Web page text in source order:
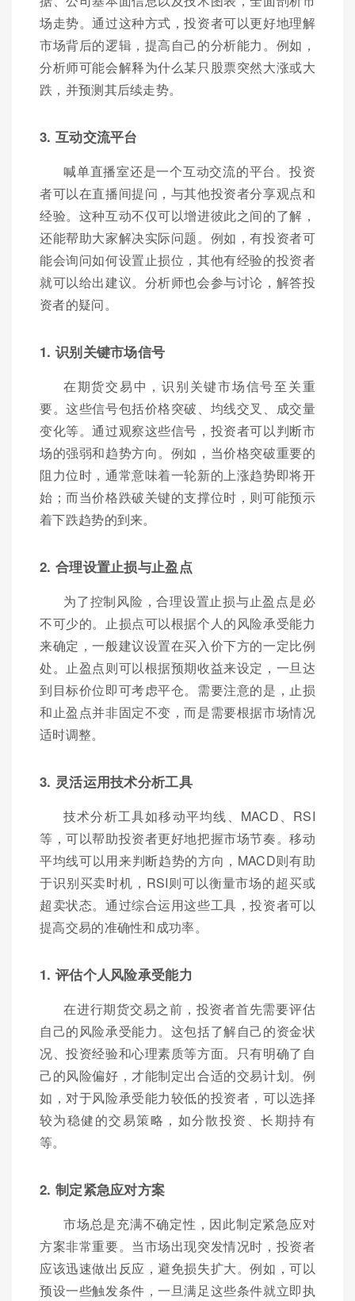
场走势。通过这种方式，投资者可以更好地理解
市场背后的逻辑，提高自己的分析能力。例如，
分析师可能会解释为什么某只股票突然大涨或大
跌，并预测其后续走势。
3. 互动交流平台
喊单直播室还是一个互动交流的平台。投资
者可以在直播间提问，与其他投资者分享观点和
经验。这种互动不仅可以增进彼此之间的了解，
还能帮助大家解决实际问题。例如，有投资者可
能会询问如何设置止损位，其他有经验的投资者
就可以给出建议。分析师也会参与讨论，解答投
资者的疑问。
1. 识别关键市场信号
在期货交易中，识别关键市场信号至关重
要。这些信号包括价格突破、均线交叉、成交量
变化等。通过观察这些信号，投资者可以判断市
场的强弱和趋势方向。例如，当价格突破重要的
阻力位时，通常意味着一轮新的上涨趋势即将开
始；而当价格跌破关键的支撑位时，则可能预示
着下跌趋势的到来。
2. 合理设置止损与止盈点
为了控制风险，合理设置止损与止盈点是必
不可少的。止损点可以根据个人的风险承受能力
来确定，一般建议设置在买入价下方的一定比例
处。止盈点则可以根据预期收益来设定，一旦达
到目标价位即可考虑平仓。需要注意的是，止损
和止盈点并非固定不变，而是需要根据市场情况
适时调整。
3. 灵活运用技术分析工具
技术分析工具如移动平均线、MACD、RSI
等，可以帮助投资者更好地把握市场节奏。移动
平均线可以用来判断趋势的方向，MACD则有助
于识别买卖时机，RSI则可以衡量市场的超买或
超卖状态。通过综合运用这些工具，投资者可以
提高交易的准确性和成功率。
1. 评估个人风险承受能力
在进行期货交易之前，投资者首先需要评估
自己的风险承受能力。这包括了解自己的资金状
况、投资经验和心理素质等方面。只有明确了自
己的风险偏好，才能制定出合适的交易计划。例
如，对于风险承受能力较低的投资者，可以选择
较为稳健的交易策略，如分散投资、长期持有
等。
2. 制定紧急应对方案
市场总是充满不确定性，因此制定紧急应对
方案非常重要。当市场出现突发情况时，投资者
应该迅速做出反应，避免损失扩大。例如，可以
预设一些触发条件，一旦满足这些条件就立即执